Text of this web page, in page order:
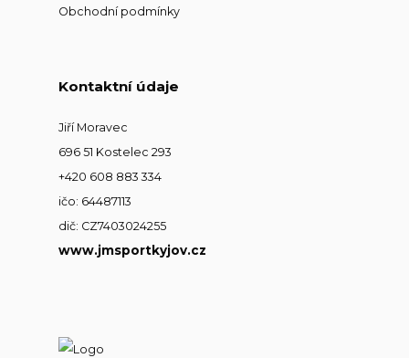
Obchodní podmínky
Kontaktní údaje
Jiří Moravec
696 51 Kostelec 293
+420 608 883 334
ičo: 64487113
dič: CZ7403024255
www.jmsportkyjov.cz